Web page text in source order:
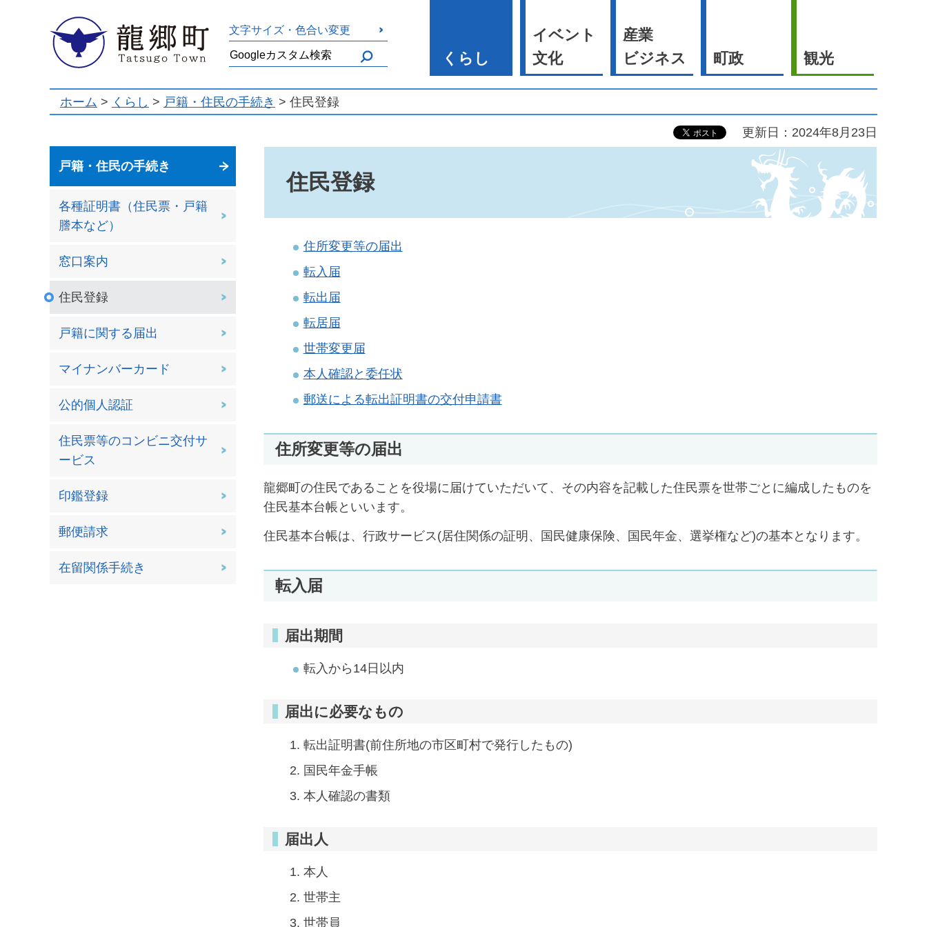
龍郷町 文字サイズ・色合い変更
くらし
イベント
文化
産業
ビジネス
町政 観光
ホーム > くらし > 戸籍・住民の手続き > 住民登録
更新日：2024年8月23日
戸籍・住民の手続き
各種証明書（住民票・戸籍
謄本など）
窓口案内
住民登録
戸籍に関する届出
マイナンバーカード
公的個人認証
住民票等のコンビニ交付サ
ービス
印鑑登録
郵便請求
在留関係手続き
住民登録
住所変更等の届出
転入届
転出届
転居届
世帯変更届
本人確認と委任状
郵送による転出証明書の交付申請書
住所変更等の届出
龍郷町の住民であることを役場に届けていただいて、その内容を記載した住民票を世帯ごとに編成したものを
住民基本台帳といいます。
住民基本台帳は、行政サービス(居住関係の証明、国民健康保険、国民年金、選挙権など)の基本となります。
転入届
届出期間
転入から14日以内
届出に必要なもの
転出証明書(前住所地の市区町村で発行したもの)
国民年金手帳
本人確認の書類
届出人
本人
世帯主
世帯員